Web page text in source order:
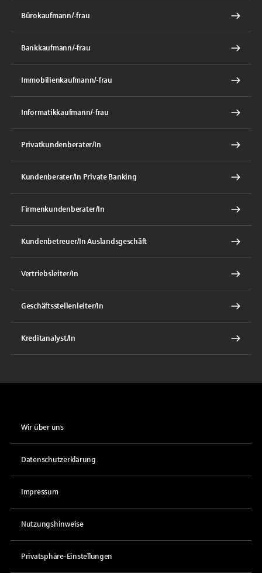
Bürokaufmann/-frau
Bankkaufmann/-frau
Immobilienkaufmann/-frau
Informatikkaufmann/-frau
Privatkundenberater/In
Kundenberater/In Private Banking
Firmenkundenberater/In
Kundenbetreuer/In Auslandsgeschäft
Vertriebsleiter/In
Geschäftsstellenleiter/In
Kreditanalyst/In
Wir über uns
Datenschutzerklärung
Impressum
Nutzungshinweise
Privatsphäre-Einstellungen